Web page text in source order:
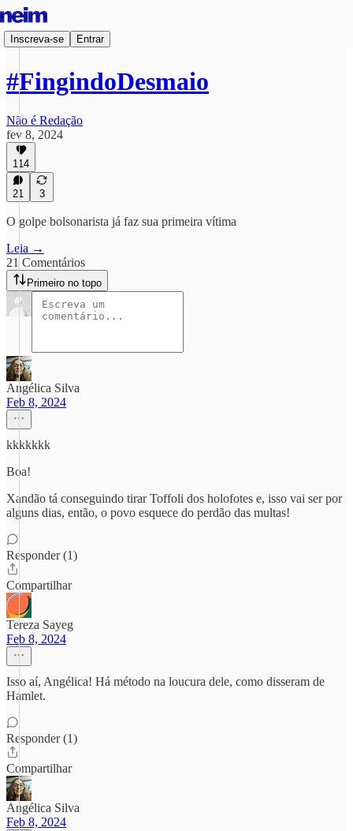
Inscreva-se Entrar
#FingindoDesmaio
Não é Redação
fev 8, 2024
114
21 3
O golpe bolsonarista já faz sua primeira vítima
Leia →
21 Comentários
Primeiro no topo
Angélica Silva
Feb 8, 2024
kkkkkkk
Boa!
Xandão tá conseguindo tirar Toffoli dos holofotes e, isso vai ser por
alguns dias, então, o povo esquece do perdão das multas!
Responder (1)
Compartilhar
Tereza Sayeg
Feb 8, 2024
Isso aí, Angélica! Há método na loucura dele, como disseram de
Hamlet.
Responder (1)
Compartilhar
Angélica Silva
Feb 8, 2024